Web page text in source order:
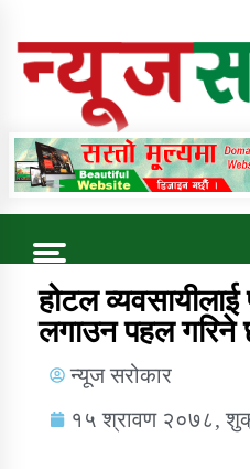
Online News Portal
Trending Now
कुषि बिकास
होटल व्यवसायीलाई
लगाउन पहल गरिने
न्यूज सरोकार
१५ श्रावण २०७८,